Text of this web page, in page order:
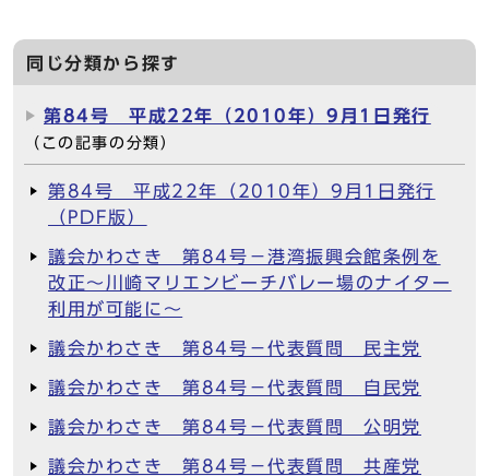
同じ分類から探す
第84号 平成22年（2010年）9月1日発行
（この記事の分類）
第84号 平成22年（2010年）9月1日発行
（PDF版）
議会かわさき 第84号－港湾振興会館条例を
改正～川崎マリエンビーチバレー場のナイター
利用が可能に～
議会かわさき 第84号－代表質問 民主党
議会かわさき 第84号－代表質問 自民党
議会かわさき 第84号－代表質問 公明党
議会かわさき 第84号－代表質問 共産党